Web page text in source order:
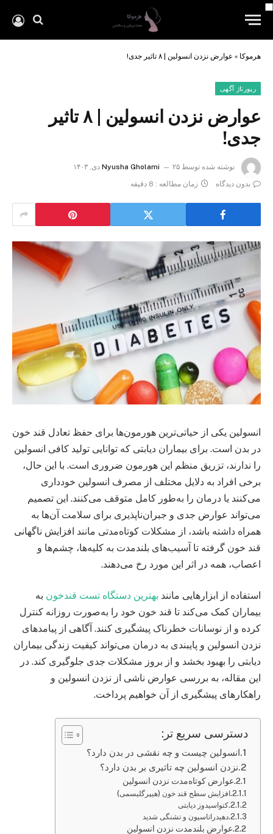
هرموکا » عوارض نزدن انسولین | ۸ تاثیر جدی!
رپورتاژ آگهی
عوارض نزدن انسولین | ۸ تاثیر
جدی!
نوشته شده توسط Nyusha Gholami
۲۵ دی, ۱۴۰۳
بدون دیدگاه
زمان مطالعه : 8 دقیقه
انسولین یکی از حیاتی‌ترین هورمون‌ها برای حفظ تعادل قند خون
در بدن است. برای بیماران دیابتی که توانایی تولید کافی انسولین
را ندارند، تزریق منظم این هورمون ضروری است. با این حال،
برخی افراد به دلایل مختلف از مصرف انسولین خودداری
می‌کنند یا درمان را به‌طور کامل متوقف می‌کنند. این تصمیم
می‌تواند عوارض جدی و جبران‌ناپذیری برای سلامت آن‌ها به
همراه داشته باشد، از مشکلات کوتاه‌مدتی مانند افزایش ناگهانی
قند خون گرفته تا آسیب‌های بلندمدت به کلیه‌ها، چشم‌ها و
اعصاب، همه در اثر این مورد رخ می‌دهند.
استفاده از ابزارهایی مانند بهترین دستگاه تست قندخون به
بیماران کمک می‌کند تا قند خون خود را به‌صورت روزانه کنترل
کرده و از نوسانات خطرناک پیشگیری کنند. آگاهی از پیامدهای
نزدن انسولین و پایبندی به درمان می‌تواند کیفیت زندگی بیماران
دیابتی را بهبود بخشد و از بروز مشکلات جدی جلوگیری کند. در
این مقاله، به بررسی عوارض ناشی از نزدن انسولین و
راهکارهای پیشگیری از آن خواهیم پرداخت.
دسترسی سریع تر:
انسولین چیست و چه نقشی در بدن دارد؟
نزدن انسولین چه تاثیری بر بدن دارد؟
عوارض کوتاه‌مدت نزدن انسولین
افزایش سطح قند خون (هیپرگلیسمی)
کتواسیدوز دیابتی
دهیدراتاسیون و تشنگی شدید
عوارض بلندمدت نزدن انسولین